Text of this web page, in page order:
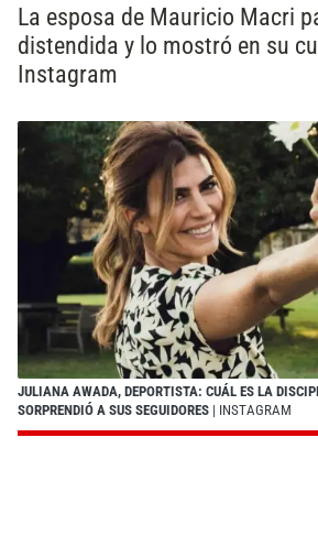
La esposa de Mauricio Macri
distendida y lo mostró en su
Instagram
JULIANA AWADA, DEPORTISTA: CUÁL ES LA
SORPRENDIÓ A SUS SEGUIDORES | INSTAGRAM